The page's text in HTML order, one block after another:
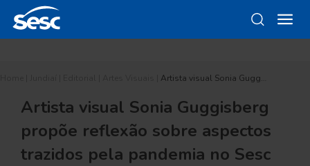
Artista visual Sonia Gugg…
Artista visual Sonia Guggisberg
propõe reflexão sobre aspectos
trazidos pela pandemia no Sesc